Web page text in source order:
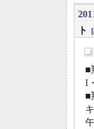
ト
■
I
■